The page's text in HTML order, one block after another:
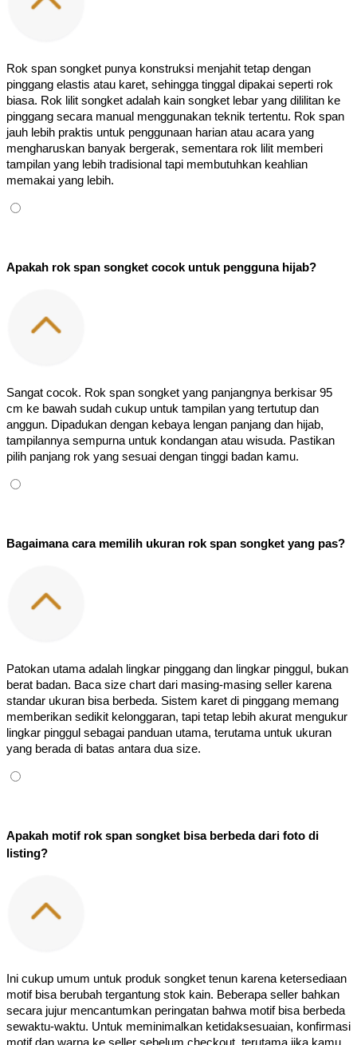
Rok span songket punya konstruksi menjahit tetap dengan
pinggang elastis atau karet, sehingga tinggal dipakai seperti rok
biasa. Rok lilit songket adalah kain songket lebar yang dililitan ke
pinggang secara manual menggunakan teknik tertentu. Rok span
jauh lebih praktis untuk penggunaan harian atau acara yang
mengharuskan banyak bergerak, sementara rok lilit memberi
tampilan yang lebih tradisional tapi membutuhkan keahlian
memakai yang lebih.
Apakah rok span songket cocok untuk pengguna hijab?
Sangat cocok. Rok span songket yang panjangnya berkisar 95
cm ke bawah sudah cukup untuk tampilan yang tertutup dan
anggun. Dipadukan dengan kebaya lengan panjang dan hijab,
tampilannya sempurna untuk kondangan atau wisuda. Pastikan
pilih panjang rok yang sesuai dengan tinggi badan kamu.
Bagaimana cara memilih ukuran rok span songket yang pas?
Patokan utama adalah lingkar pinggang dan lingkar pinggul, bukan
berat badan. Baca size chart dari masing-masing seller karena
standar ukuran bisa berbeda. Sistem karet di pinggang memang
memberikan sedikit kelonggaran, tapi tetap lebih akurat mengukur
lingkar pinggul sebagai panduan utama, terutama untuk ukuran
yang berada di batas antara dua size.
Apakah motif rok span songket bisa berbeda dari foto di
listing?
Ini cukup umum untuk produk songket tenun karena ketersediaan
motif bisa berubah tergantung stok kain. Beberapa seller bahkan
secara jujur mencantumkan peringatan bahwa motif bisa berbeda
sewaktu-waktu. Untuk meminimalkan ketidaksesuaian, konfirmasi
motif dan warna ke seller sebelum checkout, terutama jika kamu